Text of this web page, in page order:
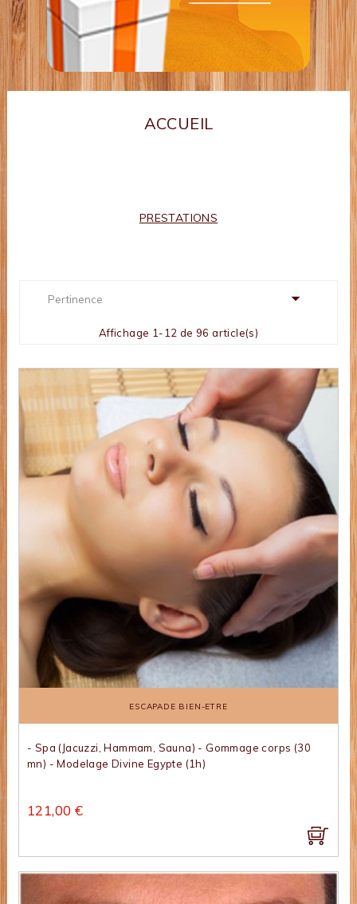
ACCUEIL
PRESTATIONS
Pertinence 
Affichage 1-12 de 96 article(s)
ESCAPADE BIEN-ETRE
- Spa (Jacuzzi, Hammam, Sauna) - Gommage corps (30
mn) - Modelage Divine Egypte (1h)
121,00 €